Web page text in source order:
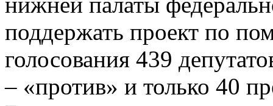
поддержать проект по
голосования 439
– «против» и только 40